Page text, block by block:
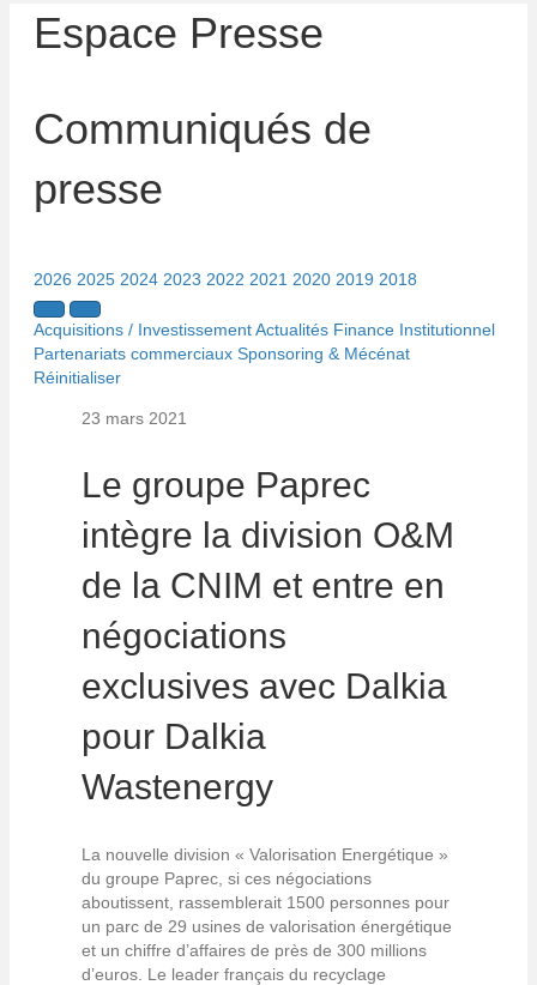
Espace Presse
Communiqués de
presse
2026 2025 2024 2023 2022 2021 2020 2019 2018
Acquisitions / InvestissementActualités Finance Institutionnel
Partenariats commerciaux Sponsoring & Mécénat
Réinitialiser
23 mars 2021
Le groupe Paprec
intègre la division O&M
de la CNIM et entre en
négociations
exclusives avec Dalkia
pour Dalkia
Wastenergy
La nouvelle division « Valorisation Energétique »
du groupe Paprec, si ces négociations
aboutissent, rassemblerait 1500 personnes pour
un parc de 29 usines de valorisation énergétique
et un chiffre d’affaires de près de 300 millions
d’euros. Le leader français du recyclage